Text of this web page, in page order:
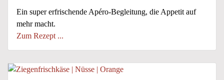
Ein super erfrischende Apéro-Begleitung, die Appetit auf
mehr macht.
Zum Rezept ...